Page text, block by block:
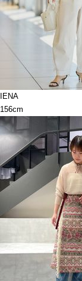
IENA
156cm